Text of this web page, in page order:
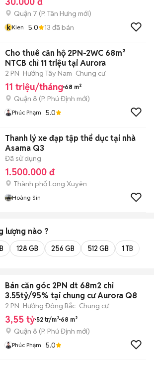
Quận 7 (P. Tân Hưng mới)
k Kien 5.0 13 đã bán
Cho thuê căn hộ 2PN-2WC 68m²
NTCB chỉ 11 triệu tại Aurora
2 PN Hướng Tây Nam Chung cư
11 triệu/tháng 68 m²
Quận 8 (P. Phú Định mới)
Phúc Phạm 5.0
Thanh lý xe đạp tập thể dục tại nhà
Asama Q3
Đã sử dụng
1.500.000 đ
Thành phố Long Xuyên
Hoàng Sin
lượng nào ?
128 GB 256 GB 512 GB 1 TB
Bán căn góc 2PN dt 68m2 chỉ
3.55tỷ/95% tại chung cư Aurora Q8
2 PN Hướng Đông Bắc Chung cư
3,55 tỷ 52 tr/m² 68 m²
Quận 8 (P. Phú Định mới)
Phúc Phạm 5.0